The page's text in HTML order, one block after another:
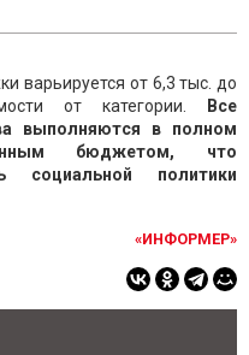
варьируется от 6,3 тыс. до
от категории.
Все
выполняются в полном
бюджетом, что
социальной политики
«ИНФОРМЕР»